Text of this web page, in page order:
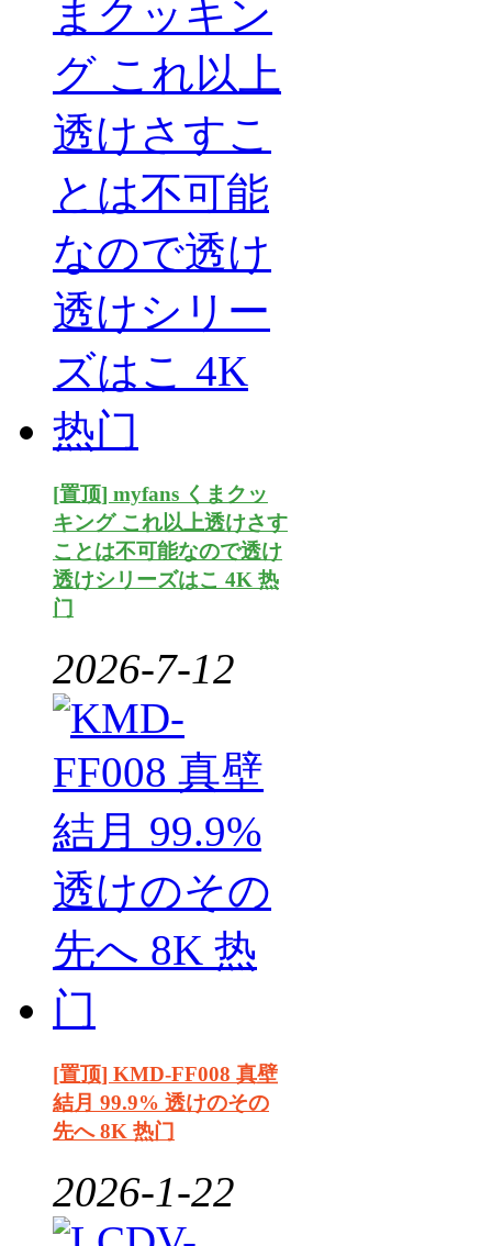
[置顶] myfans くまクッ
キング これ以上透けさす
ことは不可能なので透け
透けシリーズはこ 4K 热
门
2026-7-12
[置顶] KMD-FF008 真壁
結月 99.9% 透けのその
先へ 8K 热门
2026-1-22